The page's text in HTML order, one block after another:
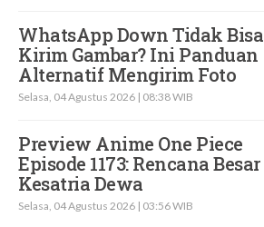
WhatsApp Down Tidak Bisa
Kirim Gambar? Ini Panduan
Alternatif Mengirim Foto
Selasa, 04 Agustus 2026 | 08:38 WIB
Preview Anime One Piece
Episode 1173: Rencana Besar
Kesatria Dewa
Selasa, 04 Agustus 2026 | 03:56 WIB